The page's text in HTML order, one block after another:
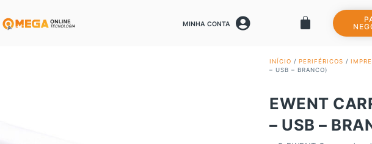
MINHA CONTA
INÍCIO / PERIFÉRICOS /
– USB – BRANCO)
EWENT
– USB –